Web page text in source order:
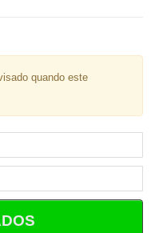
quando este